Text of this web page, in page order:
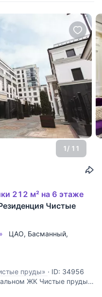
1/ 11
212 м² на 6 этаже
Чистые
ЦАО, Басманный,
пруды» · ID: 34956
ЖК Чистые пруды.
столовая, просторная